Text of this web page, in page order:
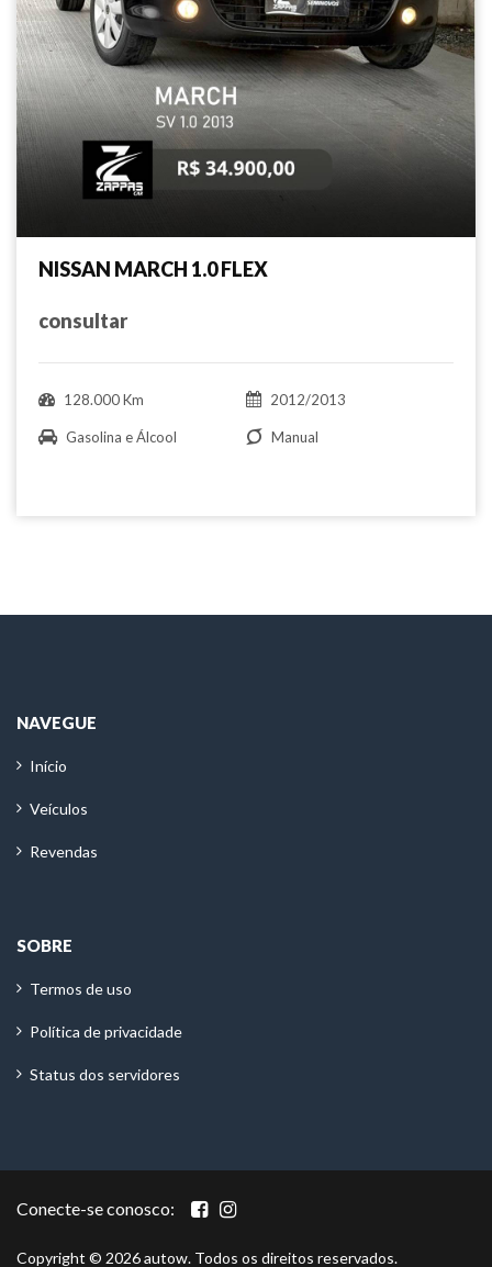
NISSAN MARCH 1.0 FLEX
consultar
128.000 Km 2012/2013
Gasolina e Álcool Manual
NAVEGUE
Início
Veículos
Revendas
SOBRE
Termos de uso
Política de privacidade
Status dos servidores
Conecte-se conosco:
Copyright © 2026 autow. Todos os direitos reservados.